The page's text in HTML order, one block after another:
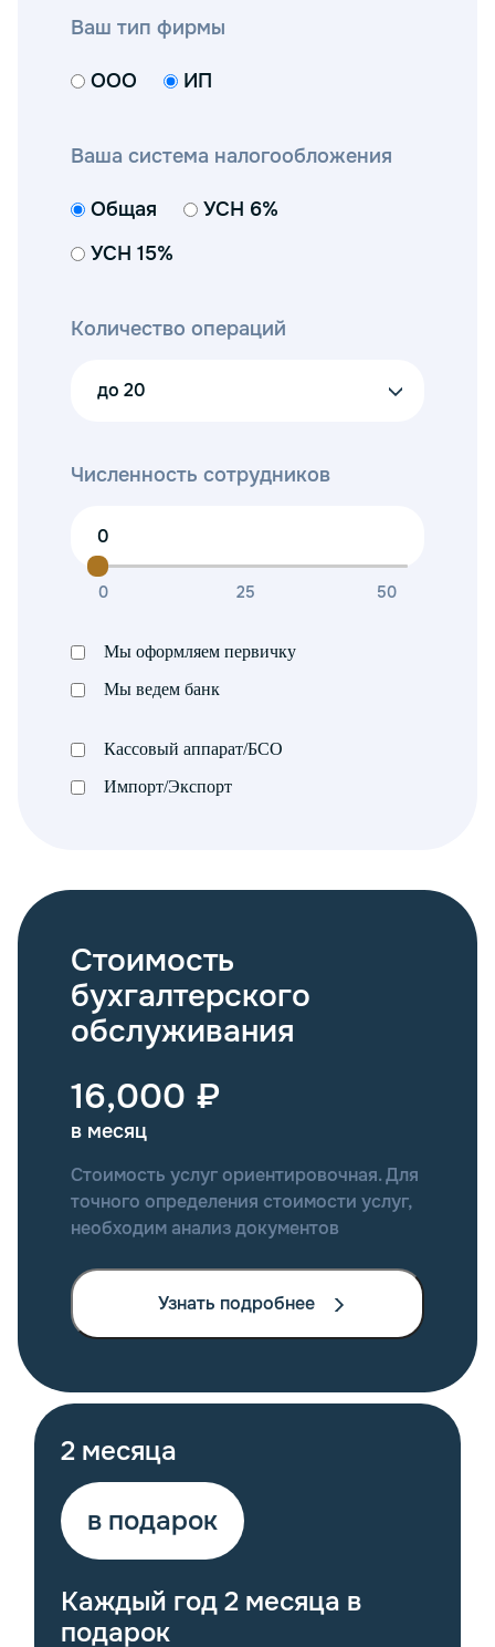
Ваш тип фирмы
ООО ИП
Ваша система налогообложения
Общая
УСН 6%
УСН 15%
Количество операций
до 20
Численность сотрудников
0 25 50
Мы оформляем первичку
Мы ведем банк
Кассовый аппарат/БСО
Импорт/Экспорт
Стоимость
бухгалтерского
обслуживания
16,000 ₽
в месяц
Стоимость услуг ориентировочная. Для
точного определения стоимости услуг,
необходим анализ документов
Узнать подробнее
2 месяца
в подарок
Каждый год 2 месяца в
подарок